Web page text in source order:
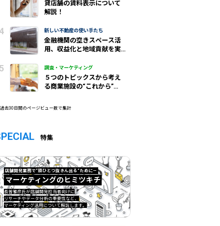
貸店舗の賃料表示について
解説！
新しい不動産の使い手たち
金融機関の空きスペース活
用、収益化と地域貢献を実
調査・マーケティング
５つのトピックスから考え
る商業施設の“これから”
去30日間のページビュー数で集計
特集
店舗開発業務で”頭ひとつ抜きん出る”ために—
マーケティングのヒミツキチ
長曽雅彦氏が店舗開発担当者向けに
リサーチやデータ分析の重要性など、
マーケティング活用について解説します。
ケティングのヒミツキチ">